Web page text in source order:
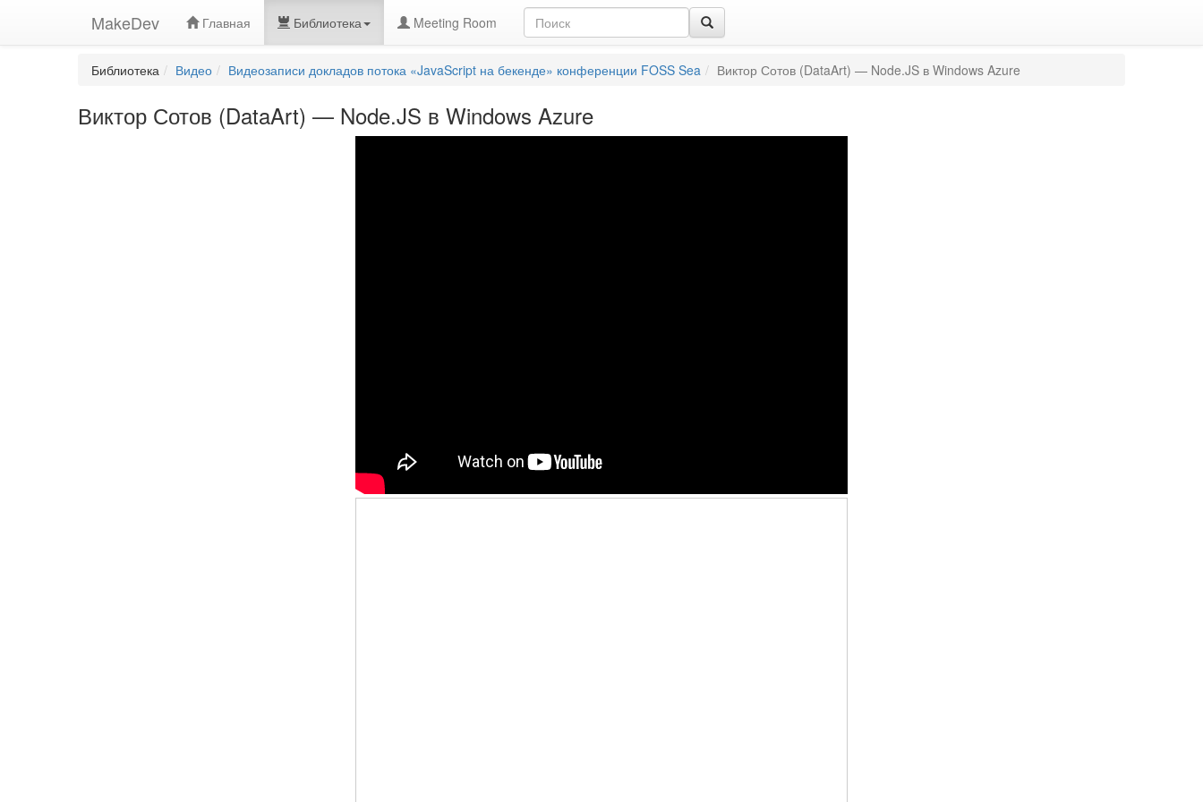
MakeDev Главная Библиотека Meeting Room
Библиотека Видео Видеозаписи докладов потока «JavaScript на бекенде» конференции FOSS Sea Виктор Сотов (DataArt) — Node.JS в Windows Azure
Виктор Сотов (DataArt) — Node.JS в Windows Azure